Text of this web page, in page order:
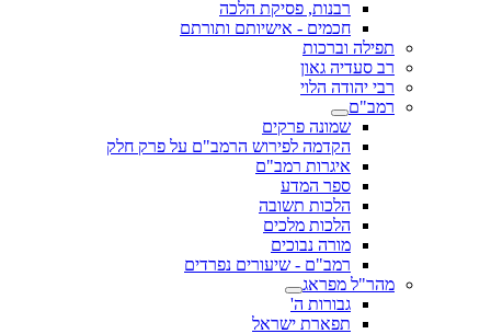
רבנות, פסיקת הלכה
חכמים - אישיותם ותורתם
תפילה וברכות
רב סעדיה גאון
רבי יהודה הלוי
רמב"ם
שמונה פרקים
הקדמה לפירוש הרמב"ם על פרק חלק
איגרות רמב"ם
ספר המדע
הלכות תשובה
הלכות מלכים
מורה נבוכים
רמב"ם - שיעורים נפרדים
מהר"ל מפראג
גבורות ה'
תפארת ישראל